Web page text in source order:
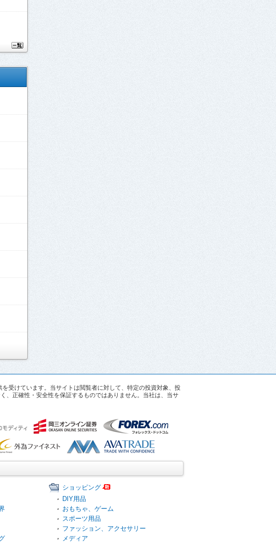
受けています。当サイトは閲覧者に対して、特定の投資対象、投
、正確性・安全性を保証するものではありません。当社は、当サ
ショッピング
DIY用品
おもちゃ、ゲーム
スポーツ用品
ファッション、アクセサリー
メディア